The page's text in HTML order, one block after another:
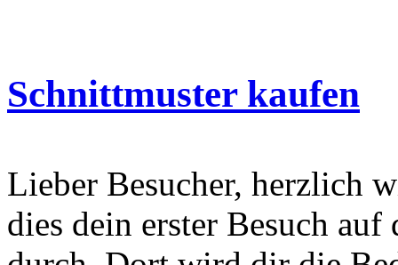
Schnittmuster kaufen
Lieber Besucher, herzlich
dies dein erster Besuch